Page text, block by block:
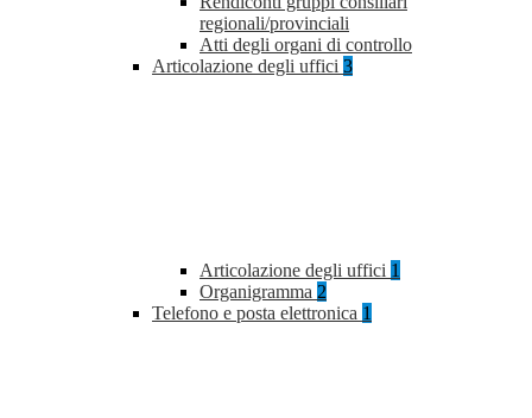
regionali/provinciali
Atti degli organi di controllo
Articolazione degli uffici 3
Articolazione degli uffici 1
Organigramma 2
Telefono e posta elettronica 1